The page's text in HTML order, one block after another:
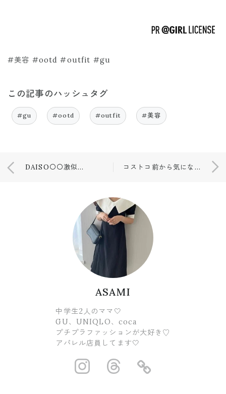
#美容 #ootd #outfit #gu
この記事のハッシュタグ
#gu #ootd #outfit #美容
DAISO〇〇激似商品💓💓 コストコ前から気になってた商品が激安だった💓
ASAMI
中学生2人のママ🤍
GU、UNIQLO、coca
プチプラファッションが大好き♡
アパレル店員してます🤍
https://https://